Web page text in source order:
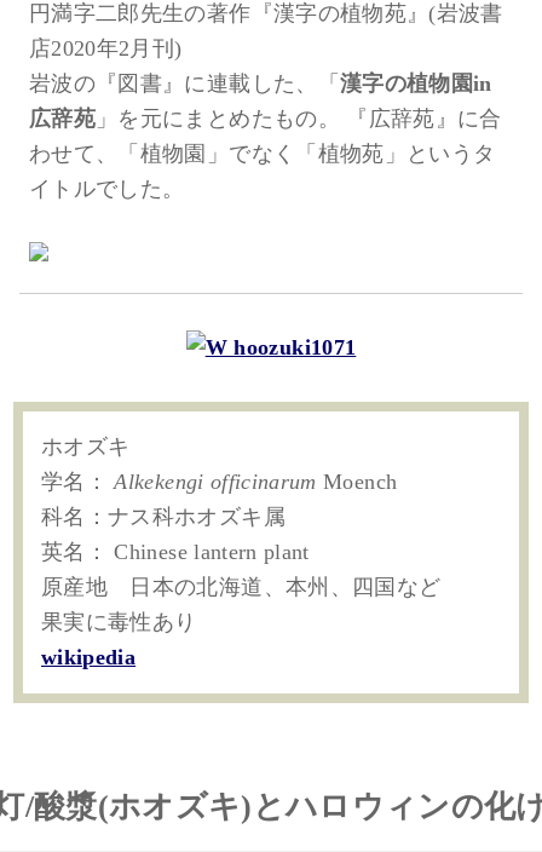
円満字二郎先生の著作『漢字の植物苑』(岩波書
店2020年2月刊)
岩波の『図書』に連載した、「 漢字の植物園in
広辞苑 」を元にまとめたもの。 『広辞苑』に合
わせて、「植物園」でなく「植物苑」というタ
イトルでした。
ホオズキ
学名：Alkekengi officinarumMoench
科名：ナス科ホオズキ属
英名： Chinese lantern plant
原産地 日本の北海道、本州、四国など
果実に毒性あり
wikipedia
/酸漿(ホオズキ)とハロウィンの化